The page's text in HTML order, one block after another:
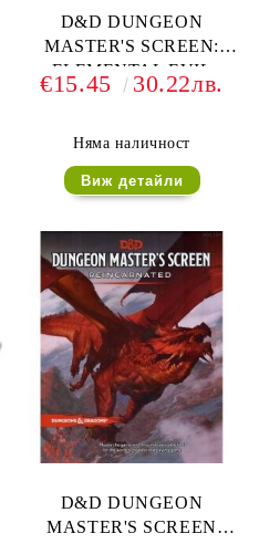
D&D DUNGEON
MASTER'S SCREEN:
ELEMENTAL EVIL
€15.45 30.22лв.
Няма наличност
Виж детайли
D&D DUNGEON
MASTER'S SCREEN